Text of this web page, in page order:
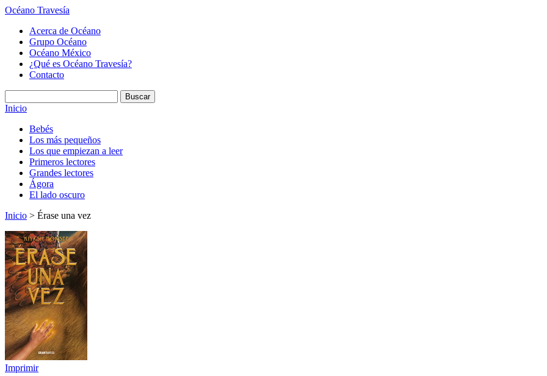
Océano Travesía
Acerca de Océano
Grupo Océano
Océano México
¿Qué es Océano Travesía?
Contacto
Inicio
Bebés
Los más pequeños
Los que empiezan a leer
Primeros lectores
Grandes lectores
Ágora
El lado oscuro
Inicio > Érase una vez
Imprimir